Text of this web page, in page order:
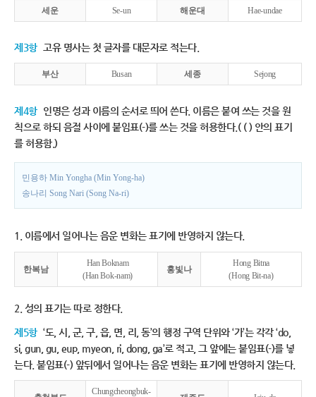
세운 Se-un 해운대 Hae-undae
제3항 고유 명사는 첫 글자를 대문자로 적는다.
부산 Busan 세종 Sejong
제4항 인명은 성과 이름의 순서로 띄어 쓴다. 이름은 붙여 쓰는 것을 원
칙으로 하되 음절 사이에 붙임표(-)를 쓰는 것을 허용한다.( ( ) 안의 표기
를 허용함.)
민용하 Min Yongha (Min Yong-ha)
송나리 Song Nari (Song Na-ri)
1. 이름에서 일어나는 음운 변화는 표기에 반영하지 않는다.
한복남
Han Boknam
(Han Bok-nam)
홍빛나
Hong Bitna
(Hong Bit-na)
2. 성의 표기는 따로 정한다.
제5항 ‘도, 시, 군, 구, 읍, 면, 리, 동’의 행정 구역 단위와 ‘가’는 각각 ‘do,
si, gun, gu, eup, myeon, ri, dong, ga’로 적고, 그 앞에는 붙임표(-)를 넣
는다. 붙임표(-) 앞뒤에서 일어나는 음운 변화는 표기에 반영하지 않는다.
Chungcheongbuk-